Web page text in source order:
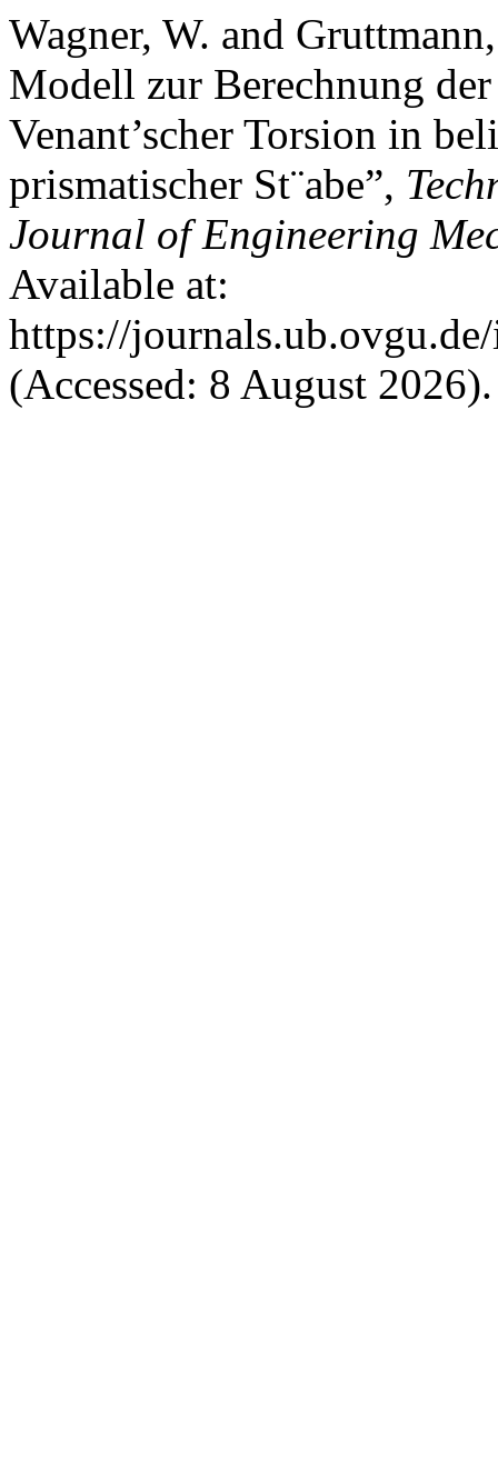
Wagner, W. and
Modell zur Berechnung
Venant’scher Torsion in
prismatischer St¨abe”,
Journal of Engineering
Available at:
https://
(Accessed: 8 August 2026).